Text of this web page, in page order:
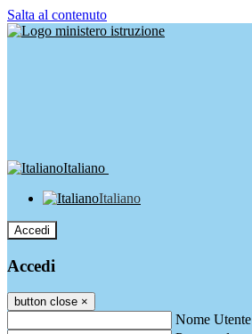
Salta al contenuto
Italiano
Italiano
Accedi
Accedi
button close ×
Nome Utente